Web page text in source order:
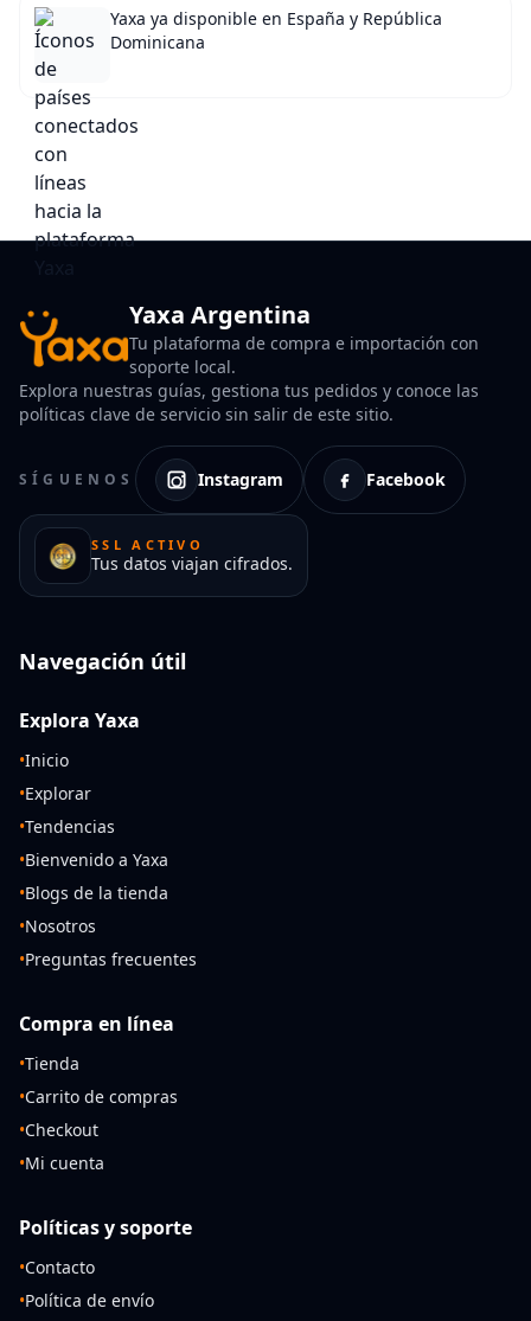
Yaxa ya disponible en España y República
Dominicana
Yaxa Argentina
Tu plataforma de compra e importación con
soporte local.
Explora nuestras guías, gestiona tus pedidos y conoce las
políticas clave de servicio sin salir de este sitio.
SÍGUENOS Instagram Facebook
SSL ACTIVO
Tus datos viajan cifrados.
Navegación útil
Explora Yaxa
•Inicio
•Explorar
•Tendencias
•Bienvenido a Yaxa
•Blogs de la tienda
•Nosotros
•Preguntas frecuentes
Compra en línea
•Tienda
•Carrito de compras
•Checkout
•Mi cuenta
Políticas y soporte
•Contacto
•Política de envío